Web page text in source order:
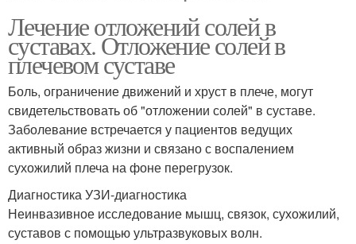
Лечение отложений солей в
суставах. Отложение солей в
плечевом суставе
Боль, ограничение движений и хруст в плече, могут
свидетельствовать об "отложении солей" в суставе.
Заболевание встречается у пациентов ведущих
активный образ жизни и связано с воспалением
сухожилий плеча на фоне перегрузок.
Диагностика УЗИ-диагностика
Неинвазивное исследование мышц, связок, сухожилий,
суставов с помощью ультразвуковых волн.